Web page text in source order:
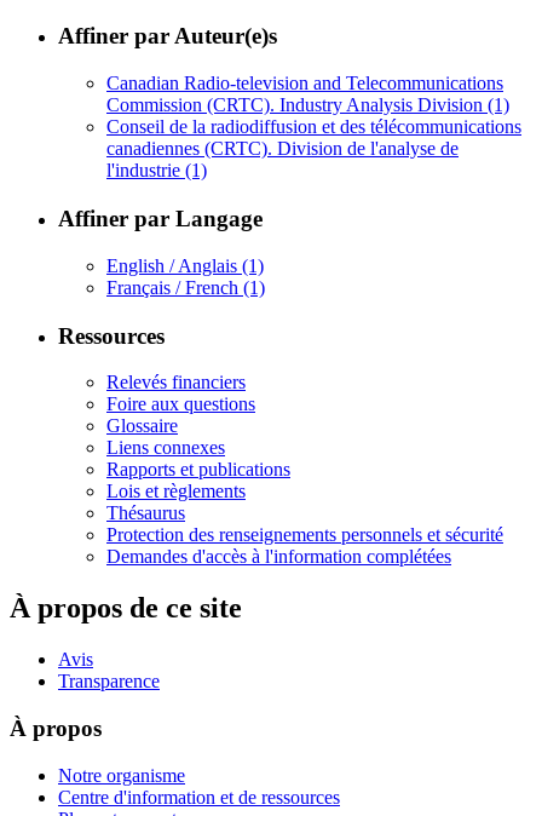
Affiner par Auteur(e)s
Canadian Radio-television and Telecommunications
Commission (CRTC). Industry Analysis Division (1)
Conseil de la radiodiffusion et des télécommunications
canadiennes (CRTC). Division de l'analyse de
l'industrie (1)
Affiner par Langage
English / Anglais (1)
Français / French (1)
Ressources
Relevés financiers
Foire aux questions
Glossaire
Liens connexes
Rapports et publications
Lois et règlements
Thésaurus
Protection des renseignements personnels et sécurité
Demandes d'accès à l'information complétées
À propos de ce site
Avis
Transparence
À propos
Notre organisme
Centre d'information et de ressources